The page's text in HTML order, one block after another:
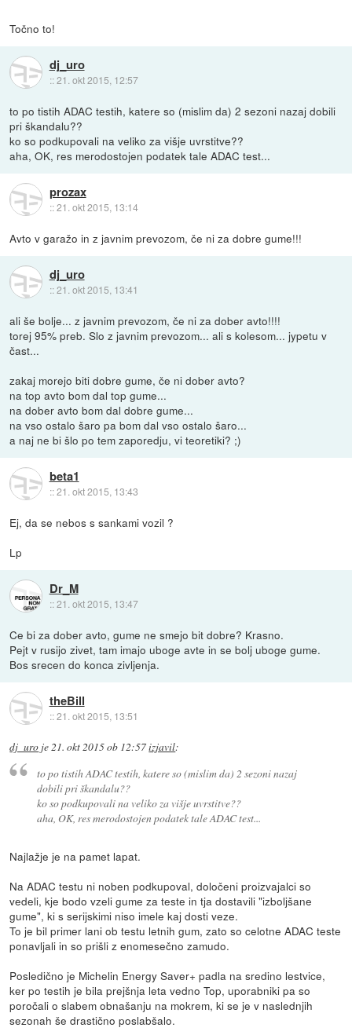
Točno to!
dj_uro
::21. okt 2015, 12:57
to po tistih ADAC testih, katere so (mislim da) 2 sezoni nazaj dobili
pri škandalu??
ko so podkupovali na veliko za višje uvrstitve??
aha, OK, res merodostojen podatek tale ADAC test...
prozax
::21. okt 2015, 13:14
Avto v garažo in z javnim prevozom, če ni za dobre gume!!!
dj_uro
::21. okt 2015, 13:41
ali še bolje... z javnim prevozom, če ni za dober avto!!!!
torej 95% preb. Slo z javnim prevozom... ali s kolesom... jypetu v
čast...
zakaj morejo biti dobre gume, če ni dober avto?
na top avto bom dal top gume...
na dober avto bom dal dobre gume...
na vso ostalo šaro pa bom dal vso ostalo šaro...
a naj ne bi šlo po tem zaporedju, vi teoretiki? ;)
beta1
::21. okt 2015, 13:43
Ej, da se nebos s sankami vozil ?
Lp
Dr_M
::21. okt 2015, 13:47
Ce bi za dober avto, gume ne smejo bit dobre? Krasno.
Pejt v rusijo zivet, tam imajo uboge avte in se bolj uboge gume.
Bos srecen do konca zivljenja.
theBill
::21. okt 2015, 13:51
dj_uro je21. okt 2015 ob 12:57izjavil:
to po tistih ADAC testih, katere so (mislim da) 2 sezoni nazaj
dobili pri škandalu??
ko so podkupovali na veliko za višje uvrstitve??
aha, OK, res merodostojen podatek tale ADAC test...
Najlažje je na pamet lapat.
Na ADAC testu ni noben podkupoval, določeni proizvajalci so
vedeli, kje bodo vzeli gume za teste in tja dostavili "izboljšane
gume", ki s serijskimi niso imele kaj dosti veze.
To je bil primer lani ob testu letnih gum, zato so celotne ADAC teste
ponavljali in so prišli z enomesečno zamudo.
Posledično je Michelin Energy Saver+ padla na sredino lestvice,
ker po testih je bila prejšnja leta vedno Top, uporabniki pa so
poročali o slabem obnašanju na mokrem, ki se je v naslednjih
sezonah še drastično poslabšalo.